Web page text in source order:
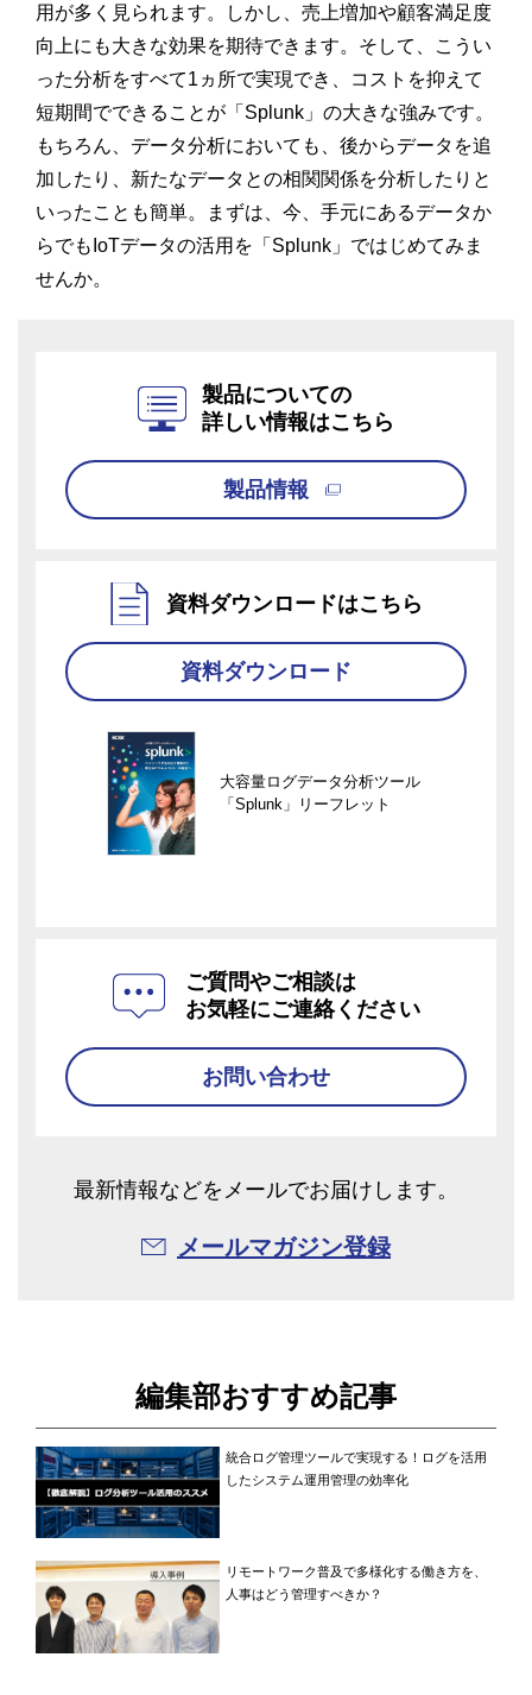
用が多く見られます。しかし、売上増加や顧客満足度
向上にも大きな効果を期待できます。そして、こうい
った分析をすべて1ヵ所で実現でき、コストを抑えて
短期間でできることが「Splunk」の大きな強みです。
もちろん、データ分析においても、後からデータを追
加したり、新たなデータとの相関関係を分析したりと
いったことも簡単。まずは、今、手元にあるデータか
らでもIoTデータの活用を「Splunk」ではじめてみま
せんか。
製品についての
詳しい情報はこちら
製品情報
資料ダウンロードはこちら
資料ダウンロード
大容量ログデータ分析ツール
「Splunk」リーフレット
ご質問やご相談は
お気軽にご連絡ください
お問い合わせ
最新情報などをメールでお届けします。
メールマガジン登録
編集部おすすめ記事
統合ログ管理ツールで実現する！ログを活用
したシステム運用管理の効率化
リモートワーク普及で多様化する働き方を、
人事はどう管理すべきか？